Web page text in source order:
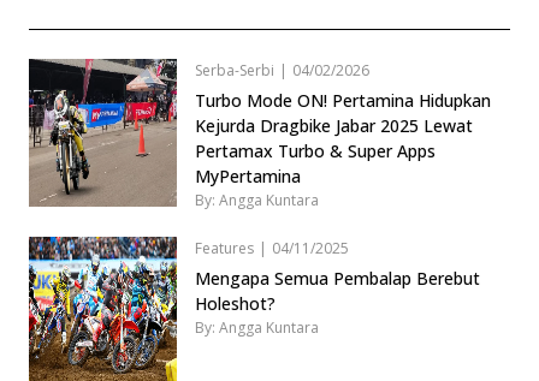
Serba-Serbi | 04/02/2026
Turbo Mode ON! Pertamina Hidupkan
Kejurda Dragbike Jabar 2025 Lewat
Pertamax Turbo & Super Apps
MyPertamina
By: Angga Kuntara
Features | 04/11/2025
Mengapa Semua Pembalap Berebut
Holeshot?
By: Angga Kuntara